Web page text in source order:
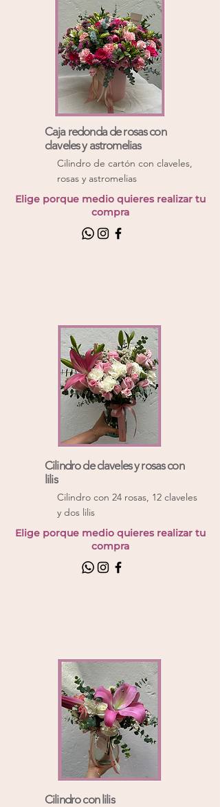
Caja redonda de rosas con
claveles y astromelias
Cilindro de cartón con claveles,
rosas y astromelias
Elige porque medio quieres realizar tu
compra
Cilindro de claveles y rosas con
lilis
Cilindro con 24 rosas, 12 claveles
y dos lilis
Elige porque medio quieres realizar tu
compra
Cilindro con lilis